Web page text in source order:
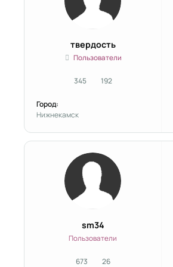
твердость
Пользователи
345сообщения
192Репутация
Город:
Нижнекамск
sm34
Пользователи
673сообщения
26Репутация